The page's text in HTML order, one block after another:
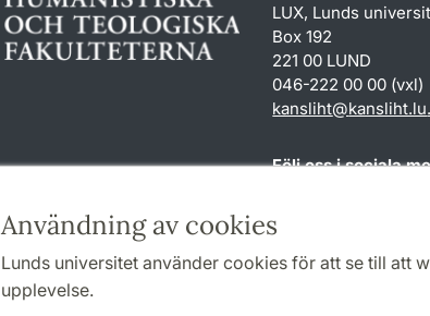
Användning av cookies
Lunds universitet använder cookies för att se till
upplevelse.
LUX, Lunds
Box 192
221 00 LUND
046-222 00 00 (vxl)
kansliht@kansliht.lu.
Följ oss i sociala